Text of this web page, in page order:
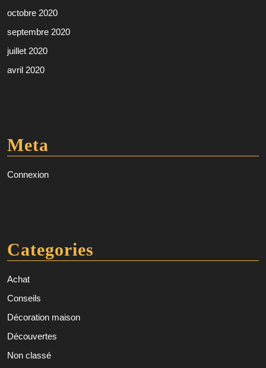
octobre 2020
septembre 2020
juillet 2020
avril 2020
Meta
Connexion
Categories
Achat
Conseils
Décoration maison
Découvertes
Non classé